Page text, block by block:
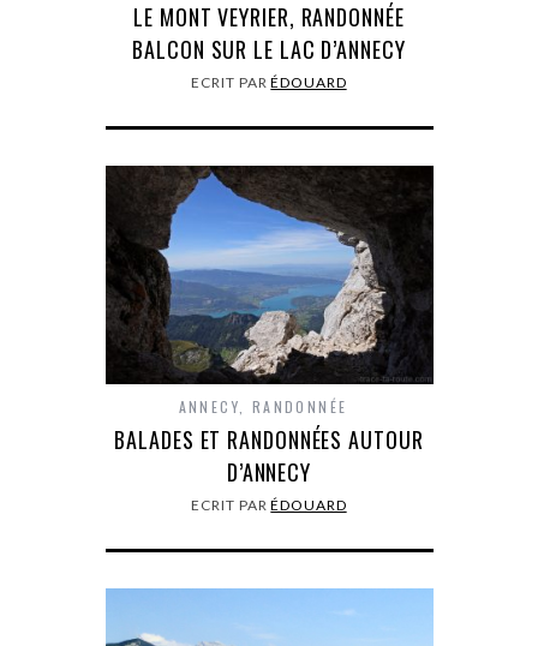
LE MONT VEYRIER, RANDONNÉE
BALCON SUR LE LAC D’ANNECY
ECRIT PARÉDOUARD
ANNECY RANDONNÉE
BALADES ET RANDONNÉES AUTOUR
D’ANNECY
ECRIT PARÉDOUARD